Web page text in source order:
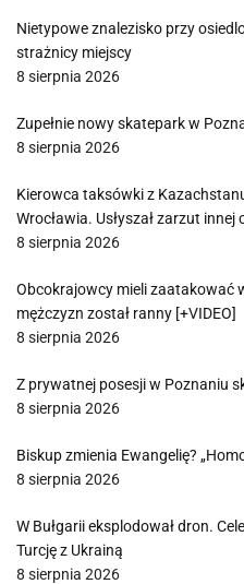
Nietypowe znalezisko przy
strażnicy miejscy
8 sierpnia 2026
Zupełnie nowy skatepark w
8 sierpnia 2026
Kierowca taksówki z
Wrocławia. Usłyszał zarzut
8 sierpnia 2026
Obcokrajowcy mieli zaatakować
mężczyzn został ranny [+VIDEO]
8 sierpnia 2026
Z prywatnej posesji w Poznaniu
8 sierpnia 2026
Biskup zmienia Ewangelię?
8 sierpnia 2026
W Bułgarii eksplodował dron.
Turcję z Ukrainą
8 sierpnia 2026